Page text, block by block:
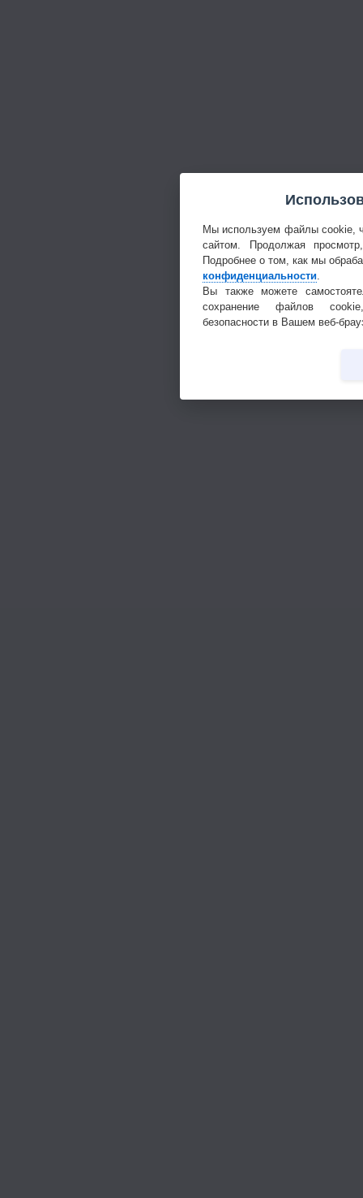
Мы используем файлы cookie,
сайтом. Продолжая
Подробнее о том, как мы
конфиденциальности
Вы также можете
сохранение файлов
безопасности в Вашем веб-